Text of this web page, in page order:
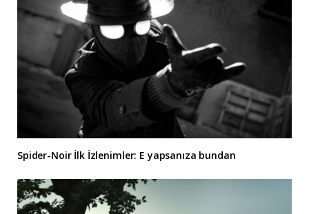
Spider-Noir İlk İzlenimler: E yapsanıza bundan